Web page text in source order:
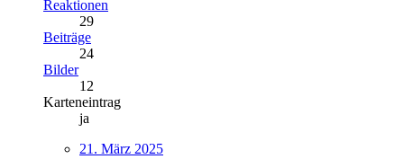
Reaktionen
29
Beiträge
24
Bilder
12
Karteneintrag
ja
21. März 2025